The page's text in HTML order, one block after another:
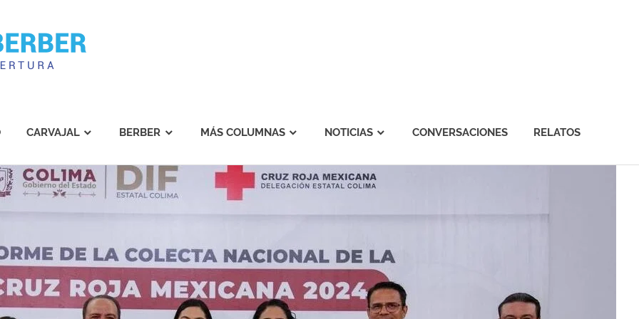
CARVAJAL BERBER MÁS COLUMNAS NOTICIAS CONVERSACIONES RELATOS